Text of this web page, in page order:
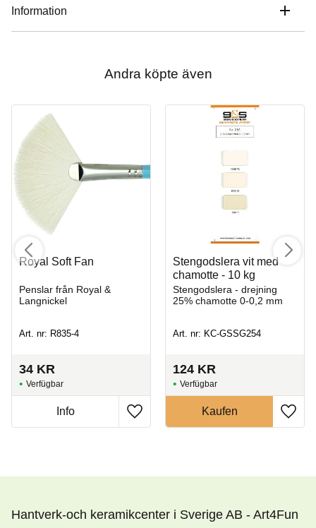
Information
Andra köpte även
Royal Soft Fan
Penslar från Royal &
Langnickel
Art. nr: R835-4
34 KR
Stengodslera vit med
chamotte - 10 kg
Stengodslera - drejning
25% chamotte 0-0,2 mm
Art. nr: KC-GSSG254
124 KR
Hantverk-och keramikcenter i Sverige AB - Art4Fun